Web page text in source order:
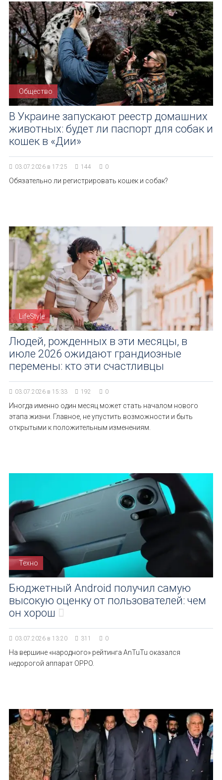
Общество
В Украине запускают реестр домашних
животных: будет ли паспорт для собак и
кошек в «Дии»
03.07.2026 в 17:25 144 0
Обязательно ли регистрировать кошек и собак?
LifeStyle
Людей, рожденных в эти месяцы, в
июле 2026 ожидают грандиозные
перемены: кто эти счастливцы
03.07.2026 в 15:33 192 0
Иногда именно один месяц может стать началом нового
этапа жизни. Главное, не упустить возможности и быть
открытыми к положительным изменениям.
Техно
Бюджетный Android получил самую
высокую оценку от пользователей: чем
он хорош
03.07.2026 в 13:20 311 0
На вершине «народного» рейтинга AnTuTu оказался
недорогой аппарат OPPO.